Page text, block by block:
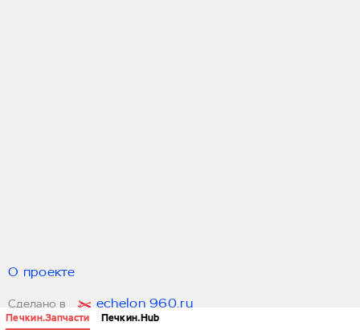
Печкин.Запчасти Печкин.Hub
О проекте
Сделано в echelon 960.ru